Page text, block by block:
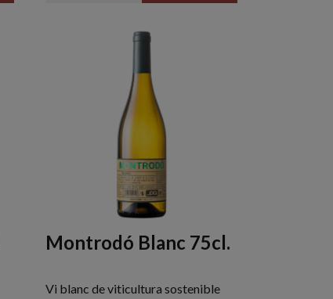
Montrodó Blanc 75cl.
Vi blanc de viticultura sostenible